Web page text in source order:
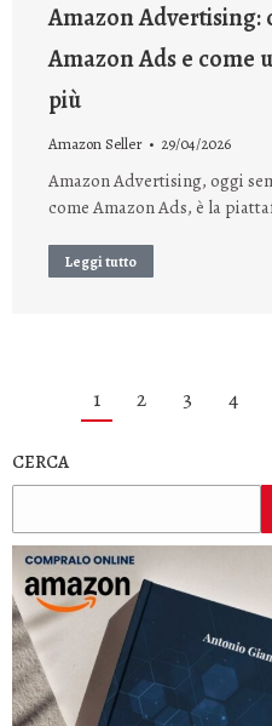
Amazon Advertising:
Amazon Ads e come
più
Amazon Seller 29/04/2026
Amazon Advertising, oggi
come Amazon Ads, è la
Leggi tutto
1 2 3 4
CERCA